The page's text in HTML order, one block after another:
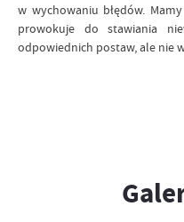
w wychowaniu błędów.
prowokuje do stawiania
odpowiednich postaw, ale nie